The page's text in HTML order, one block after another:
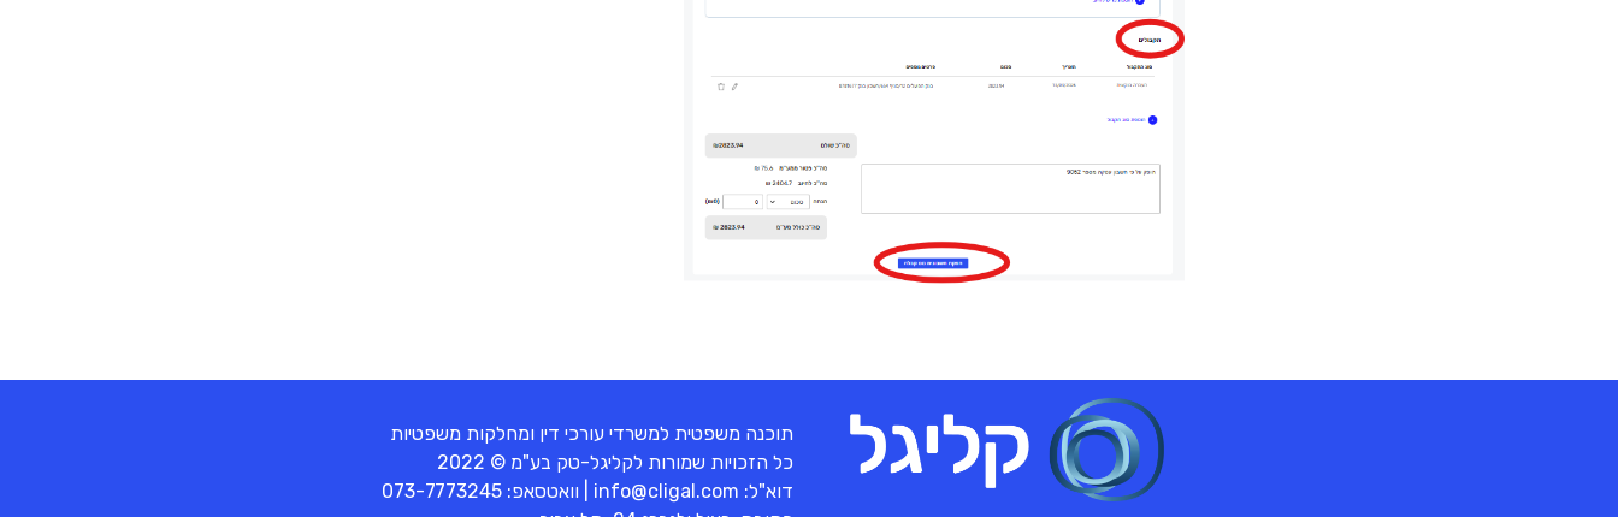
תוכנה משפטית למשרדי עורכי דין ומחלקות משפטיות
כל הזכויות שמורות לקליגל-טק בע"מ © 2022
דוא"ל: info@cligal.com | וואטסאפ: 073-7773245